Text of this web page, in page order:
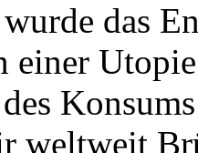
das
einer
weltweit